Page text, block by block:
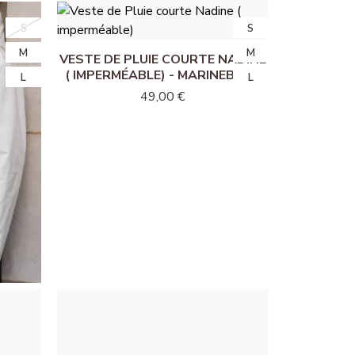
S
M
L
S
M
L
S
M
L
VESTE DE PLUIE COURTE NADINE
( IMPERMÉABLE) - MARINEBLAU
49,00 €
S
M
L